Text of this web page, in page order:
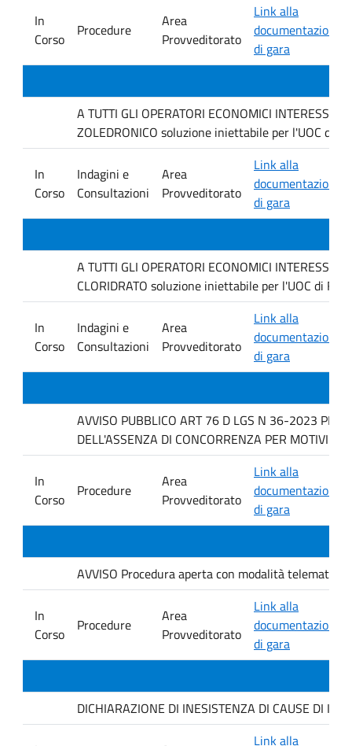
In
Corso
Procedure
Area
Provveditorato
Link alla
documentazione
di gara
A TUTTI GLI OPERATORI ECONOMICI
ZOLEDRONICO soluzione iniettabile per l'UOC di
In
Corso
Indagini e
Consultazioni
Area
Provveditorato
Link alla
documentazione
di gara
A TUTTI GLI OPERATORI ECONOMICI
CLORIDRATO soluzione iniettabile per l'UOC di
In
Corso
Indagini e
Consultazioni
Area
Provveditorato
Link alla
documentazione
di gara
AVVISO PUBBLICO ART 76 D LGS N 36-2023 PER
DELL'ASSENZA DI CONCORRENZA PER MOTIVI
In
Corso
Procedure
Area
Provveditorato
Link alla
documentazione
di gara
AVVISO Procedura aperta con modalità
In
Corso
Procedure
Area
Provveditorato
Link alla
documentazione
di gara
DICHIARAZIONE DI INESISTENZA DI CAUSE DI
Link alla